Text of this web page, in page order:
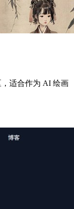
，适合作为 AI 绘画